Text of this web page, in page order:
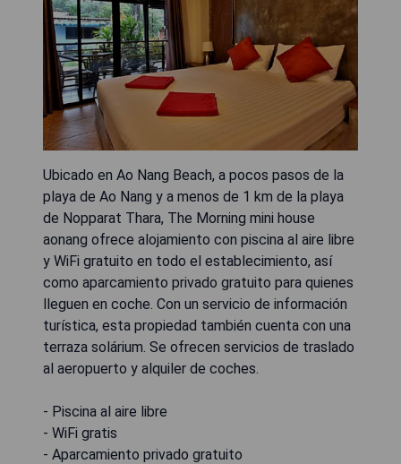
Ubicado en Ao Nang Beach, a pocos pasos de la
playa de Ao Nang y a menos de 1 km de la playa
de Nopparat Thara, The Morning mini house
aonang ofrece alojamiento con piscina al aire libre
y WiFi gratuito en todo el establecimiento, así
como aparcamiento privado gratuito para quienes
lleguen en coche. Con un servicio de información
turística, esta propiedad también cuenta con una
terraza solárium. Se ofrecen servicios de traslado
al aeropuerto y alquiler de coches.
- Piscina al aire libre
- WiFi gratis
- Aparcamiento privado gratuito